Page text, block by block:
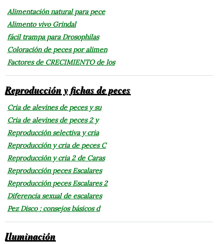
Alimentación natural para pece
Alimento vivo Grindal
fácil trampa para Drosophilas
Coloración de peces por alimen
Factores de CRECIMIENTO de los
Reproducción y fichas de peces
Cria de alevines de peces y su
Cria de alevines de peces 2 y
Reproducción selectiva y cria
Reproducción y cria de peces C
Reproducción y cria 2 de Caras
Reproducción peces Escalares
Reproducción peces Escalares 2
Diferencia sexual de escalares
Pez Disco : consejos básicos d
Iluminación